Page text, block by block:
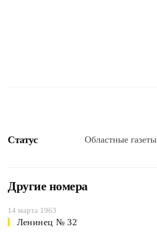
Статус Областные газеты
Другие номера
14 марта 1963
Ленинец № 32